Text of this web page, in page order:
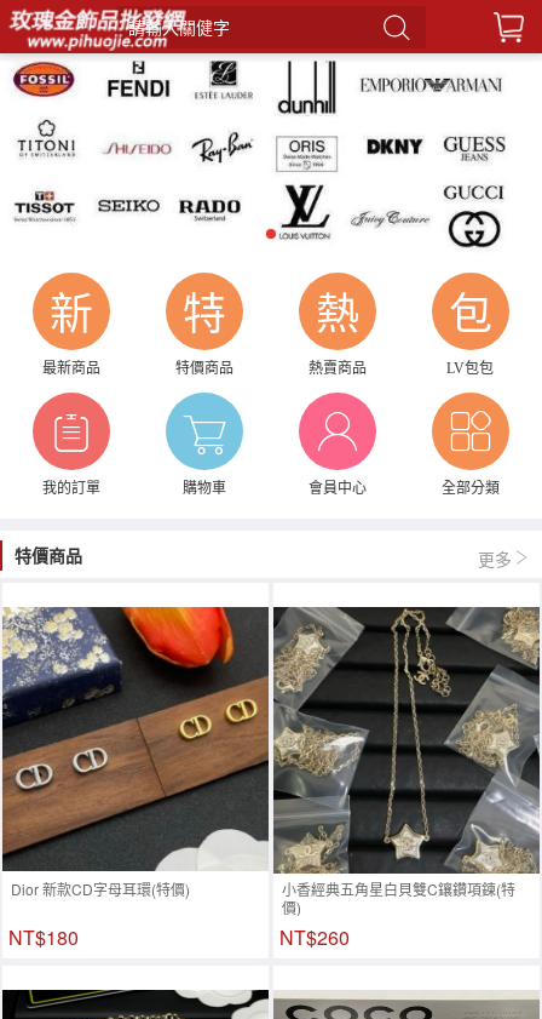
請輸入關健字
新
最新商品
特
特價商品
熱
熱賣商品
包
LV包包
我的訂單 購物車 會員中心 全部分類
特價商品 更多
Dior 新款CD字母耳環(特價)
NT$180
小香經典五角星白貝雙C鑲鑽項鍊(特
價)
NT$260